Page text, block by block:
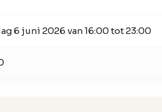
6 juni 2026 van 16:00 tot 23:00